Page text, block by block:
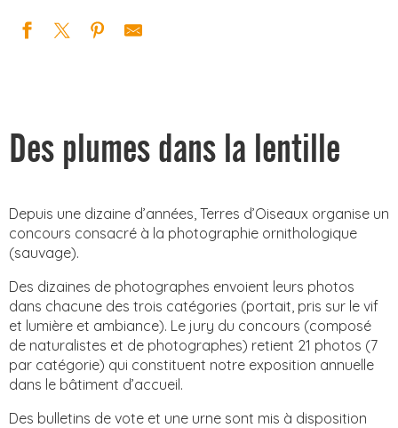
Des plumes dans la lentille
Depuis une dizaine d’années, Terres d’Oiseaux organise un
concours consacré à la photographie ornithologique
(sauvage).
Des dizaines de photographes envoient leurs photos
dans chacune des trois catégories (portait, pris sur le vif
et lumière et ambiance). Le jury du concours (composé
de naturalistes et de photographes) retient 21 photos (7
par catégorie) qui constituent notre exposition annuelle
dans le bâtiment d’accueil.
Des bulletins de vote et une urne sont mis à disposition